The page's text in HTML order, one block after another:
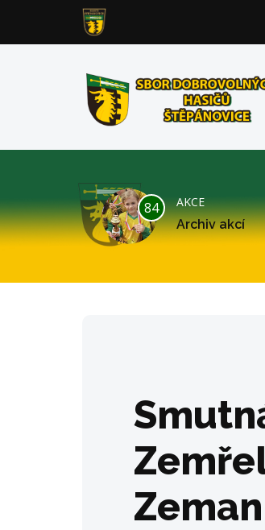
84
AKCE
Archiv akcí
Zeman